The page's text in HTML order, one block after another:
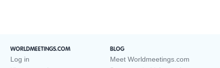
WORLDMEETINGS.COM
Log in
BLOG
Meet Worldmeetings.com